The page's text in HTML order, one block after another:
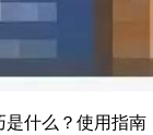
什么？使用指南